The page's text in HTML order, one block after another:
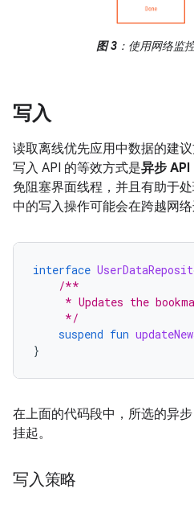
图 3 ：使用网络监
写入
读取离线优先应用中数据的建
写入 API 的等效方式是异步 API
免阻塞界面线程，并且有助于
中的写入操作可能会在跨越网络
interface
/**
* Updates the
     */
suspend fun
}
在上面的代码段中，所选的异步
挂起。
写入策略